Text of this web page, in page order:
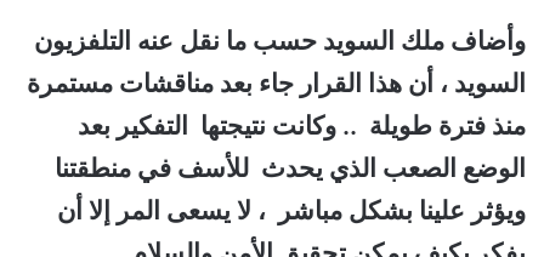
وأضاف ملك السويد حسب ما نقل عنه التلفزيون
السويد ، أن هذا القرار جاء بعد مناقشات مستمرة
منذ فترة طويلة .. وكانت نتيجتها التفكير بعد
الوضع الصعب الذي يحدث للأسف في منطقتنا
ويؤثر علينا بشكل مباشر ، لا يسعى المر إلا أن